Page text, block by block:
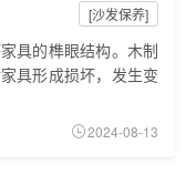
[沙发保养]
具的榫眼结构。木制
具形成损坏，发生变
2024-08-13